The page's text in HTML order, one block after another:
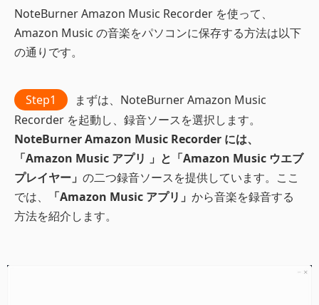
NoteBurner Amazon Music Recorder を使って、
Amazon Music の音楽をパソコンに保存する方法は以下
の通りです。
Step1
まずは、NoteBurner Amazon Music
Recorder を起動し、録音ソースを選択します。
NoteBurner Amazon Music Recorder には、
「Amazon Music アプリ 」と「Amazon Music ウエブ
プレイヤー」 の二つ録音ソースを提供しています。ここ
では、
「Amazon Music アプリ」 から音楽を録音する
方法を紹介します。